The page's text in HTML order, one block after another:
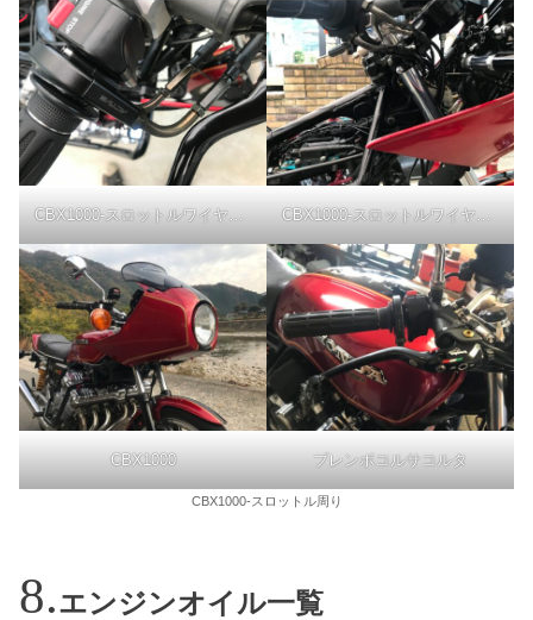
CBX1000-スロットルワイヤー調整 CBX1000-スロットルワイヤー調整
CBX1000 ブレンボコルサコルタ
CBX1000-スロットル周り
エンジンオイル一覧